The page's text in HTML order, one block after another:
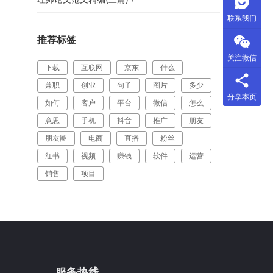
推荐标签
下载 互联网 京东
什么
兼职
创业 句子 图片
多少
如何
客户 平台 微信
怎么
意思
手机 抖音 推广
朋友
朋友圈
电商 直播
粉丝
红书
视频 赚钱 软件
运营
销售
项目
联系我们
关注微信
分享本页